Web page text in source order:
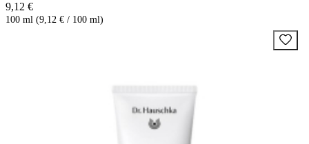
9,12 €
100 ml (9,12 € / 100 ml)